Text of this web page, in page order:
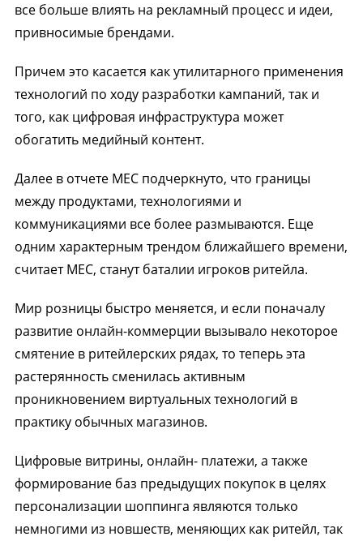
все больше влиять на рекламный процесс и идеи,
привносимые брендами.
Причем это касается как утилитарного применения
технологий по ходу разработки кампаний, так и
того, как цифровая инфраструктура может
обогатить медийный контент.
Далее в отчете МЕС подчеркнуто, что границы
между продуктами, технологиями и
коммуникациями все более размываются. Еще
одним характерным трендом ближайшего времени,
считает МЕС, станут баталии игроков ритейла.
Мир розницы быстро меняется, и если поначалу
развитие онлайн-коммерции вызывало некоторое
смятение в ритейлерских рядах, то теперь эта
растерянность сменилась активным
проникновением виртуальных технологий в
практику обычных магазинов.
Цифровые витрины, онлайн- платежи, а также
формирование баз предыдущих покупок в целях
персонализации шоппинга являются только
немногими из новшеств, меняющих как ритейл, так